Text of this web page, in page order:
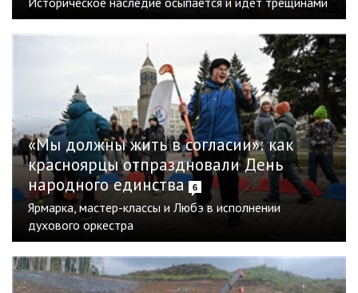
«Мы должны жить в согласии»: как
красноярцы отпраздновали День
народного единства
6
Ярмарка, мастер-классы и Любэ в исполнении
духового оркестра